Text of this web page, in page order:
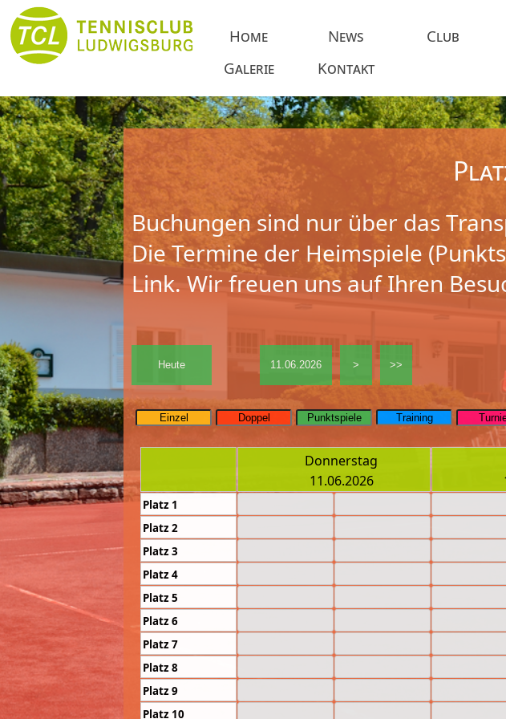
Home News Club
Galerie
Kontakt
Buchungen sind nur über das
Die Termine der Heimspiele
Link. Wir freuen uns auf Ihren
Donnerstag
11.06.2026
Platz 1
Platz 2
Platz 3
Platz 4
Platz 5
Platz 6
Platz 7
Platz 8
Platz 9
Platz 10